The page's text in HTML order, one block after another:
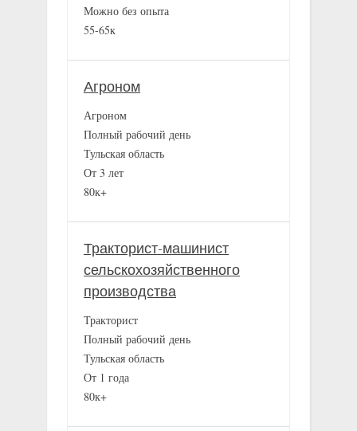
Можно без опыта
55-65к
Агроном
Агроном
Полный рабочий день
Тульская область
От 3 лет
80к+
Тракторист-машинист
сельскохозяйственного
производства
Тракторист
Полный рабочий день
Тульская область
От 1 года
80к+